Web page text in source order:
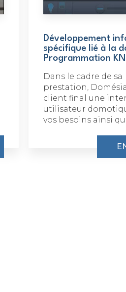
Développement
spécifique lié à la
Programmation
Dans le cadre de sa
prestation,
client final une
utilisateur
vos besoins ainsi